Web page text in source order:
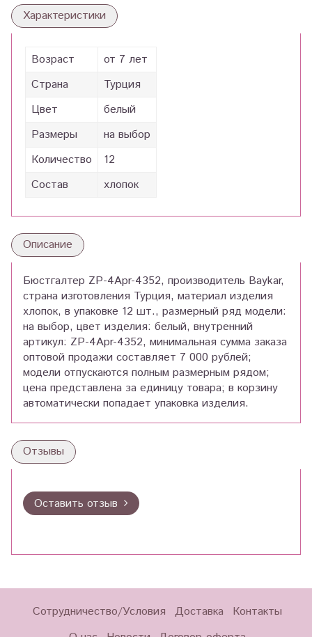
Характеристики
Возраст
от 7 лет
Страна
Турция
Цвет
белый
Размеры
на выбор
Количество
12
Состав
хлопок
Описание
Бюстгалтер ZP-4Apr-4352, производитель Baykar,
страна изготовления Турция, материал изделия
хлопок, в упаковке 12 шт., размерный ряд модели:
на выбор, цвет изделия: белый, внутренний
артикул: ZP-4Apr-4352, минимальная сумма заказа
оптовой продажи составляет 7 000 рублей;
модели отпускаются полным размерным рядом;
цена представлена за единицу товара; в корзину
автоматически попадает упаковка изделия.
Отзывы
Оставить отзыв
Сотрудничество/Условия Доставка
Контакты